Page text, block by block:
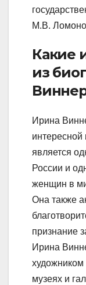
М.В.
Какие
из
Ирина
является
России и
женщин в
Она также
признание
Ирина
художником
музеях и